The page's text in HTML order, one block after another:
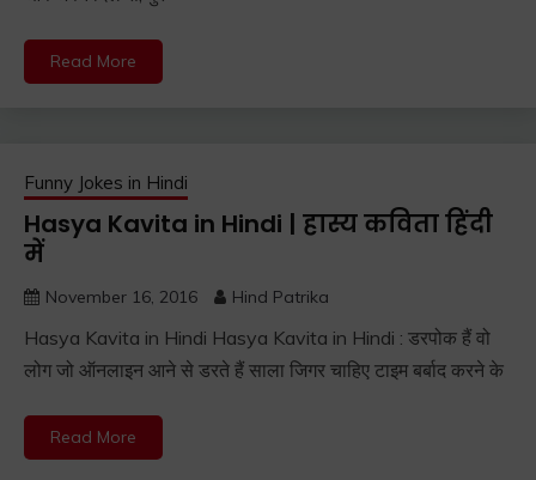
Read More
Funny Jokes in Hindi
Hasya Kavita in Hindi | हास्य कविता हिंदी
में
November 16, 2016 Hind Patrika
Hasya Kavita in Hindi Hasya Kavita in Hindi : डरपोक हैं वो
लोग जो ऑनलाइन आने से डरते हैं साला जिगर चाहिए टाइम बर्बाद करने के
Read More